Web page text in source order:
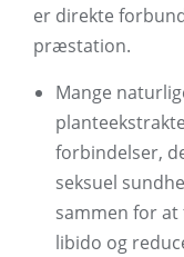
er direkte
præstation.
Mange
forbindelser,
seksuel
sammen for
libido og